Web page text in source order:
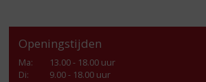
Openingstijden
Ma:
13.00 - 18.00 uur
Di:
9.00 - 18.00 uur